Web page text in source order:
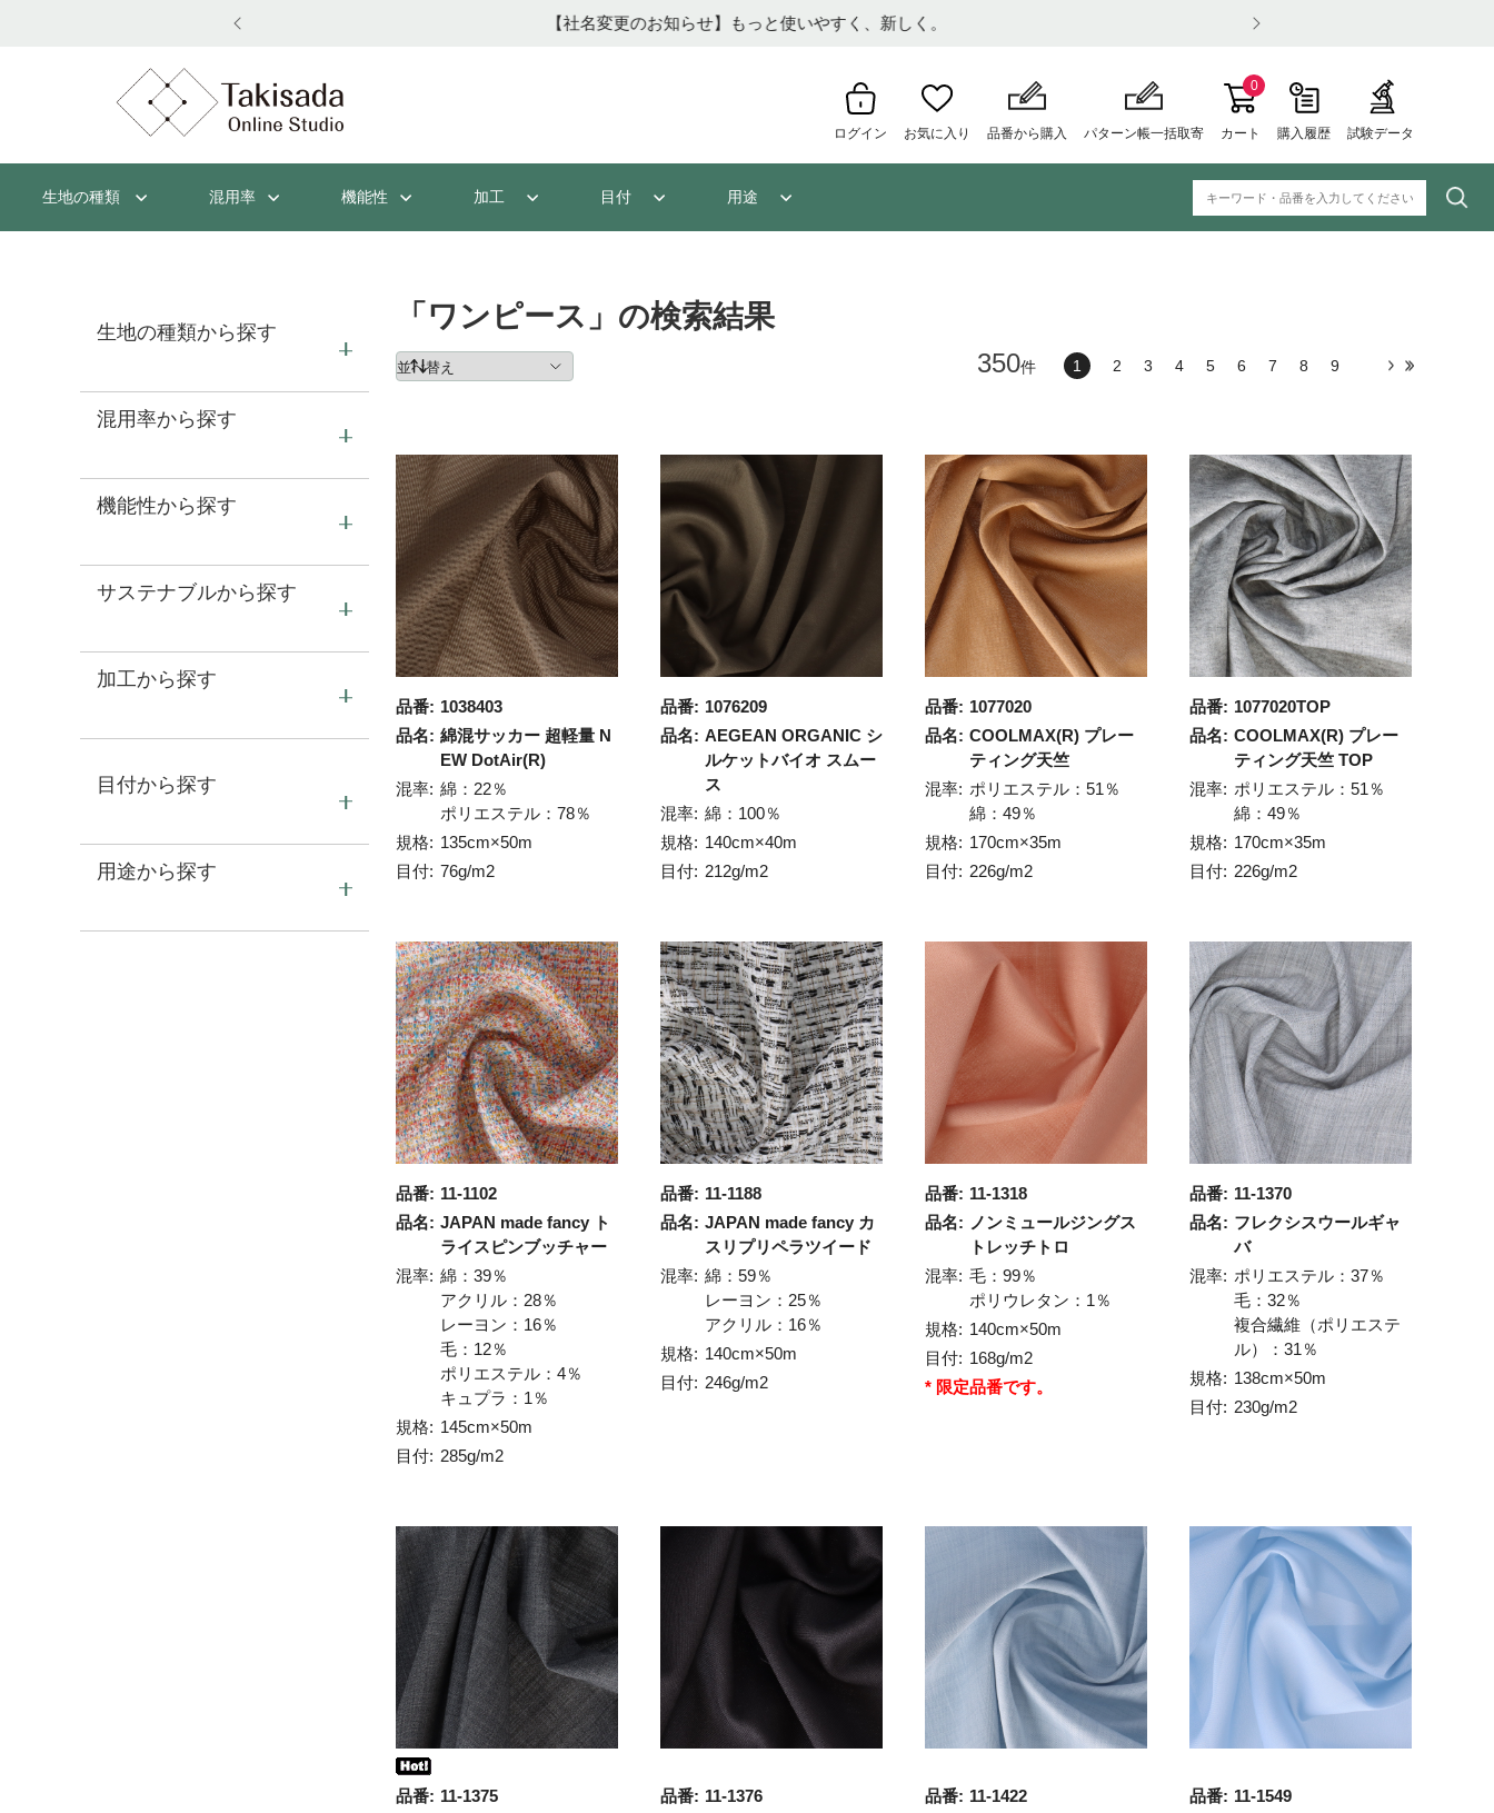
【重要】夏季休業のお知らせ
ログイン お気に入り 品番から購入 パターン帳一括取寄 カート
0
購入履歴 試験データ
生地の種類 混用率 機能性 加工 目付 用途
「ワンピース」の検索結果
350件 1 2 3 4 5 6 7 8 9
品番: 1038403
品名: 綿混サッカー 超軽量 N
EW DotAir(R)
混率: 綿：22％
ポリエステル：78％
規格: 135cm×50m
目付: 76g/m2
品番: 1076209
品名: AEGEAN ORGANIC シ
ルケットバイオ スムー
ス
混率: 綿：100％
規格: 140cm×40m
目付: 212g/m2
品番: 1077020
品名: COOLMAX(R) プレー
ティング天竺
混率: ポリエステル：51％
綿：49％
規格: 170cm×35m
目付: 226g/m2
品番: 1077020TOP
品名: COOLMAX(R) プレー
ティング天竺 TOP
混率: ポリエステル：51％
綿：49％
規格: 170cm×35m
目付: 226g/m2
品番: 11-1102
品名: JAPAN made fancy ト
ライスピンブッチャー
混率: 綿：39％
アクリル：28％
レーヨン：16％
毛：12％
ポリエステル：4％
キュプラ：1％
規格: 145cm×50m
目付: 285g/m2
品番: 11-1188
品名: JAPAN made fancy カ
スリプリペラツイード
混率: 綿：59％
レーヨン：25％
アクリル：16％
規格: 140cm×50m
目付: 246g/m2
品番: 11-1318
品名: ノンミュールジングス
トレッチトロ
混率: 毛：99％
ポリウレタン：1％
規格: 140cm×50m
目付: 168g/m2
* 限定品番です。
品番: 11-1370
品名: フレクシスウールギャ
バ
混率: ポリエステル：37％
毛：32％
複合繊維（ポリエステ
ル）：31％
規格: 138cm×50m
目付: 230g/m2
品番: 11-1375
品番: 11-1376
品番: 11-1422
品番: 11-1549
生地の種類から探す
混用率から探す
機能性から探す
サステナブルから探す
加工から探す
目付から探す
用途から探す